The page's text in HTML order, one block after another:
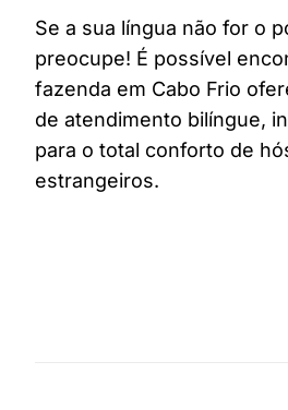
Se a sua língua não for o
preocupe! É possível
fazenda em Cabo Frio
de atendimento bilíngue,
para o total conforto de
estrangeiros.